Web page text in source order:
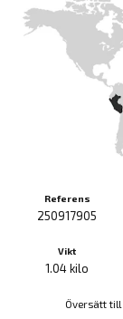
Referens
250917905
Vikt
1.04 kilo
Översätt till